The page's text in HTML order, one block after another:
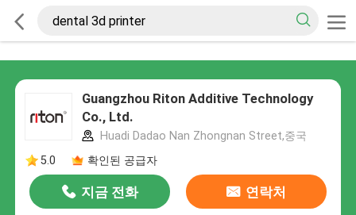
Guangzhou Riton Additive Technology
Co., Ltd.
Huadi Dadao Nan Zhongnan Street,중국
5.0
확인된 공급자
지금 전화 연락처